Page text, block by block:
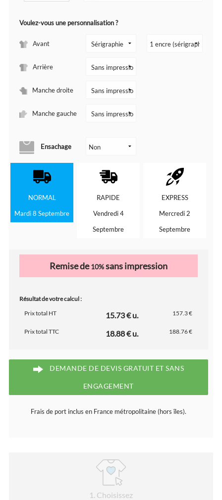
Voulez-vous une personnalisation ?
Avant
Arrière
Manche droite
Manche gauche
Ensachage
NORMAL
Mardi 8 Septembre
RAPIDE
Vendredi 4
Septembre
EXPRESS
Mercredi 2
Septembre
Remise de10%sans impression
Résultat de votre calcul :
Prix total HT
15.73 € u. 157.3 €
Prix total TTC 18.88 € u. 188.76 €
DEMANDE DE DEVIS GRATUIT ET SANS
ENGAGEMENT
Frais de port inclus en France métropolitaine (hors îles).
1 . Choisissez